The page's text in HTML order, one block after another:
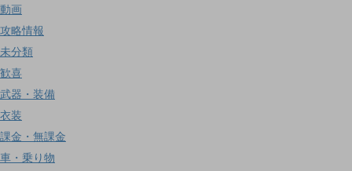
動画
攻略情報
未分類
歓喜
武器・装備
衣装
課金・無課金
車・乗り物